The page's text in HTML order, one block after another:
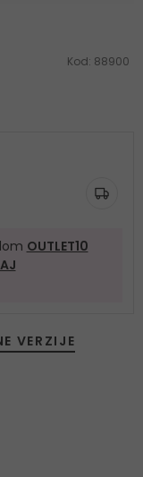
Kod: 88900
OUTLET10
VERZIJE